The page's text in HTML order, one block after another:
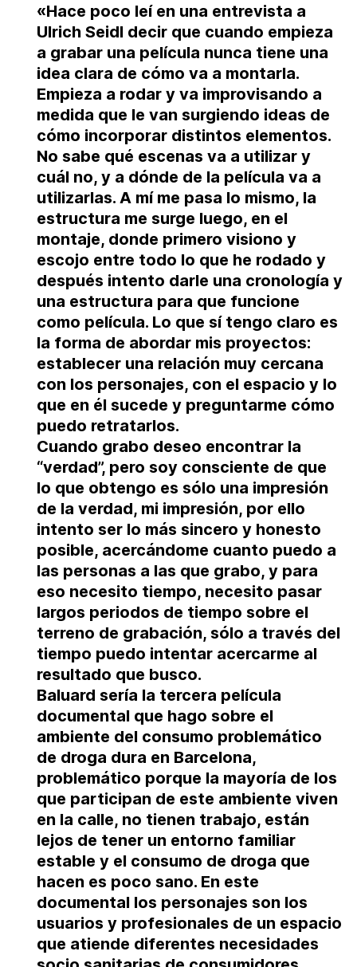
«Hace poco leí en una entrevista a
Ulrich Seidl decir que cuando empieza
a grabar una película nunca tiene una
idea clara de cómo va a montarla.
Empieza a rodar y va improvisando a
medida que le van surgiendo ideas de
cómo incorporar distintos elementos.
No sabe qué escenas va a utilizar y
cuál no, y a dónde de la película va a
utilizarlas. A mí me pasa lo mismo, la
estructura me surge luego, en el
montaje, donde primero visiono y
escojo entre todo lo que he rodado y
después intento darle una cronología y
una estructura para que funcione
como película. Lo que sí tengo claro es
la forma de abordar mis proyectos:
establecer una relación muy cercana
con los personajes, con el espacio y lo
que en él sucede y preguntarme cómo
puedo retratarlos.
Cuando grabo deseo encontrar la
“verdad”, pero soy consciente de que
lo que obtengo es sólo una impresión
de la verdad, mi impresión, por ello
intento ser lo más sincero y honesto
posible, acercándome cuanto puedo a
las personas a las que grabo, y para
eso necesito tiempo, necesito pasar
largos periodos de tiempo sobre el
terreno de grabación, sólo a través del
tiempo puedo intentar acercarme al
resultado que busco.
Baluard sería la tercera película
documental que hago sobre el
ambiente del consumo problemático
de droga dura en Barcelona,
problemático porque la mayoría de los
que participan de este ambiente viven
en la calle, no tienen trabajo, están
lejos de tener un entorno familiar
estable y el consumo de droga que
hacen es poco sano. En este
documental los personajes son los
usuarios y profesionales de un espacio
que atiende diferentes necesidades